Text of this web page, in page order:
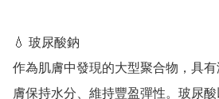
💧 玻尿酸鈉
作為肌膚中發現的大型聚合物，具
膚保持水分、維持豐盈彈性。玻尿